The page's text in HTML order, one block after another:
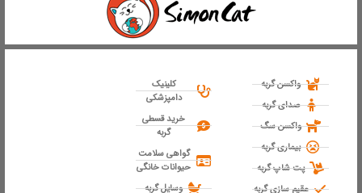
واکسن گربه
صدای گربه
واکسن سگ
بیماری گربه
پت شاپ گربه
عقیم سازی گربه
کلینیک
دامپزشکی
خرید قسطی
گربه
گواهی سلامت
حیوانات خانگی
وسایل گربه
از آخرین تخفیفات ما باخبر شو